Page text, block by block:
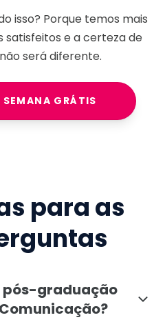
isso? Porque temos mais
satisfeitos e a certeza de
será diferente.
GRÁTIS
para as
pós-graduação